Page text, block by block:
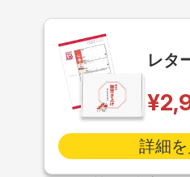
レタ
詳細